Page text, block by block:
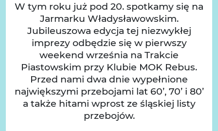
W tym roku już pod 20. spotkamy się na
Jarmarku Władysławowskim.
Jubileuszowa edycja tej niezwykłej
imprezy odbędzie się w pierwszy
weekend września na Trakcie
Piastowskim przy Klubie MOK Rebus.
Przed nami dwa dnie wypełnione
największymi przebojami lat 60’, 70’ i 80’
a także hitami wprost ze śląskiej listy
przebojów.